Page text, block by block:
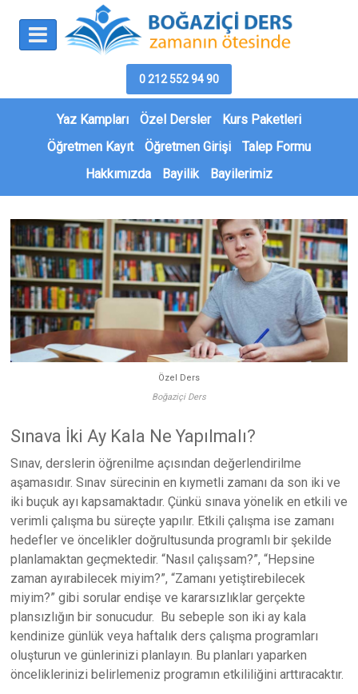
0 212 552 94 90
Yaz Kampları Özel Dersler
Kurs Paketleri
Öğretmen Kayıt
Öğretmen Girişi
Talep Formu
Hakkımızda
Bayilik Bayilerimiz
Özel Ders
Boğaziçi Ders
Sınava İki Ay Kala Ne Yapılmalı?
Sınav, derslerin öğrenilme açısından değerlendirilme
aşamasıdır. Sınav sürecinin en kıymetli zamanı da son iki ve
iki buçuk ayı kapsamaktadır. Çünkü sınava yönelik en etkili ve
verimli çalışma bu süreçte yapılır. Etkili çalışma ise zamanı
hedefler ve öncelikler doğrultusunda programlı bir şekilde
planlamaktan geçmektedir. “Nasıl çalışsam?”, “Hepsine
zaman ayırabilecek miyim?”, “Zamanı yetiştirebilecek
miyim?” gibi sorular endişe ve kararsızlıklar gerçekte
plansızlığın bir sonucudur. Bu sebeple son iki ay kala
kendinize günlük veya haftalık ders çalışma programları
oluşturun ve günlerinizi planlayın. Bu planları yaparken
önceliklerinizi belirlemeniz programın etkililiğini arttıracaktır.